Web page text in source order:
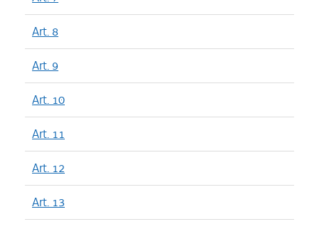
Art. 8
Art. 9
Art. 10
Art. 11
Art. 12
Art. 13